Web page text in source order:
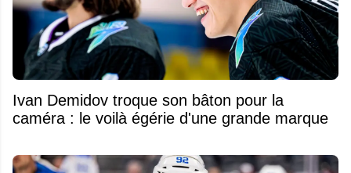
Ivan Demidov troque son bâton pour la
caméra : le voilà égérie d'une grande marque